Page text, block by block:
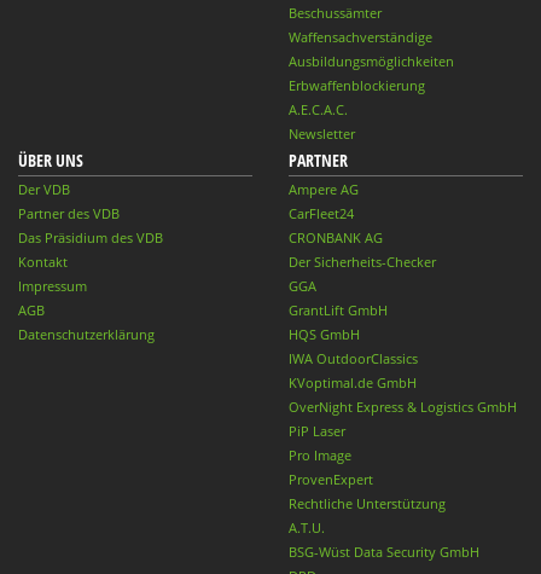
Beschussämter
Waffensachverständige
Ausbildungsmöglichkeiten
Erbwaffenblockierung
A.E.C.A.C.
Newsletter
ÜBER UNS
Der VDB
Partner des VDB
Das Präsidium des VDB
Kontakt
Impressum
AGB
Datenschutzerklärung
PARTNER
Ampere AG
CarFleet24
CRONBANK AG
Der Sicherheits-Checker
GGA
GrantLift GmbH
HQS GmbH
IWA OutdoorClassics
KVoptimal.de GmbH
OverNight Express & Logistics GmbH
PiP Laser
Pro Image
ProvenExpert
Rechtliche Unterstützung
A.T.U.
BSG-Wüst Data Security GmbH